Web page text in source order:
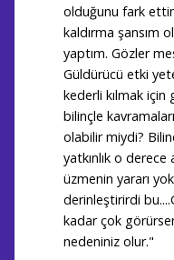
olduğunu fark
kaldırma şansım
yaptım. Gözler
Güldürücü etki
kederli kılmak
bilinçle
olabilir miydi?
yatkınlık o
üzmenin yararı
derinleştirirdi
kadar çok
nedeniniz olur."